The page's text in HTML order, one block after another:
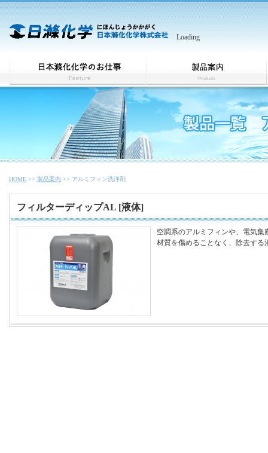
Loading
法人向け製品製造・販売
ホテル、飲食店、店舗の皆様
HOME >> 製品案内 >> アルミフィン洗浄剤
フィルターディップAL [液体]
空調系のアルミフィンや、電気
材質を傷めることなく、除去する